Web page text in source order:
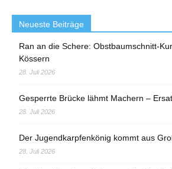
Neueste Beiträge
Ran an die Schere: Obstbaumschnitt-
Kössern
28. Juli 2026
Gesperrte Brücke lähmt Machern –
28. Juli 2026
Der Jugendkarpfenkönig kommt aus
28. Juli 2026